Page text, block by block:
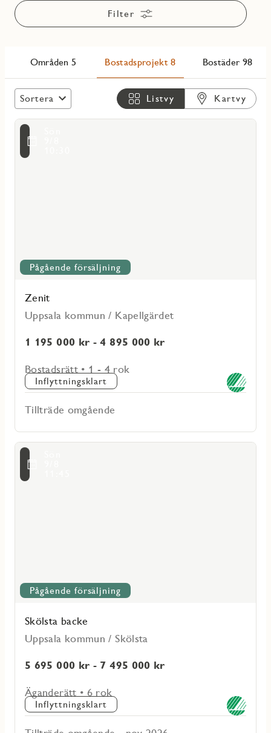
Filter
Områden 5 Bostadsprojekt 8 Bostäder 98
Sortera Listvy Kartvy
Pågående försäljning
Zenit
Uppsala kommun / Kapellgärdet
1 195 000 kr - 4 895 000 kr
Bostadsrätt • 1 - 4 rok
Inflyttningsklart
Tillträde omgående
Läs
mer
Zenit
Pågående försäljning
Skölsta backe
Uppsala kommun / Skölsta
5 695 000 kr - 7 495 000 kr
Äganderätt • 6 rok
Inflyttningsklart
Läs
mer
Skölsta